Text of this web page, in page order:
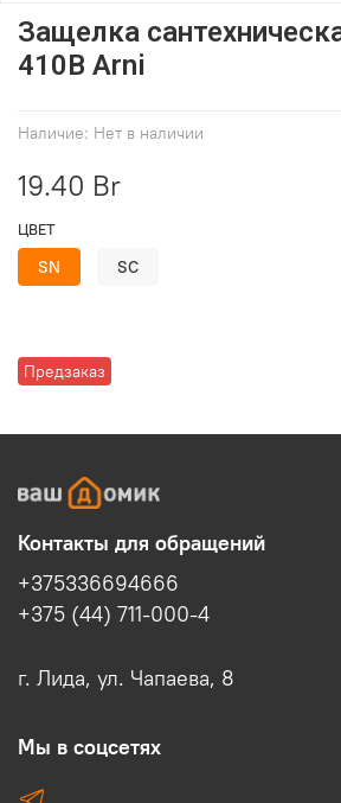
Наличие: Нет в наличии
Предзаказ
Защелка
410В Arni
19.40 Br
ЦВЕТ
SN SC
Контакты для обращений
+375336694666
+375 (44) 711-000-4
г. Лида, ул. Чапаева, 8
Мы в соцсетях